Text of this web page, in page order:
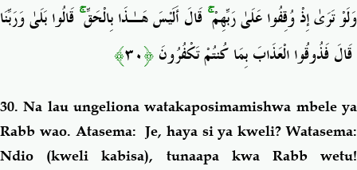
وَلَوْ تَرَىٰ إِذْ وُقِفُوا عَلَىٰ رَبِّهِمْۚقَالَ أَلَيْسَ هَـٰذَا بِالْحَقِّۚقَالُوا بَلَىٰ وَرَبِّنَا
قَالَ فَذُوقُوا الْعَذَابَ بِمَا كُنتُمْ تَكْفُرُونَ﴿٣٠﴾
30. Na lau ungeliona watakaposimamishwa mbele ya
Rabb wao. Atasema: Je, haya si ya kweli? Watasema:
Ndio (kweli kabisa), tunaapa kwa Rabb wetu!